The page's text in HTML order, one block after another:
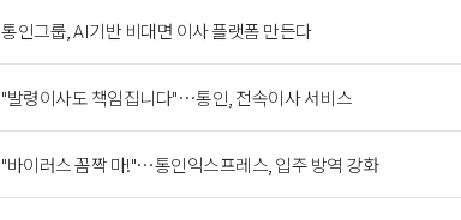
통인그룹, AI기반 비대면 이사 플랫폼 만든다
"발령이사도 책임집니다"…통인, 전속이사 서비스
"바이러스 꼼짝 마!"…통인익스프레스, 입주 방역 강화